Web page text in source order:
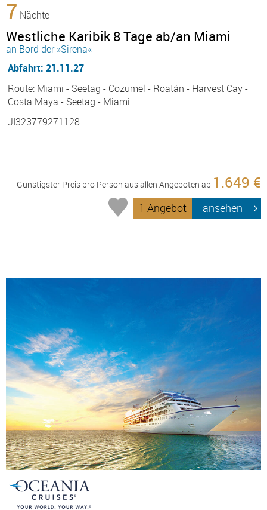
7 Nächte
Westliche Karibik 8 Tage ab/an Miami
an Bord der »Sirena«
Abfahrt: 21.11.27
Route: Miami - Seetag - Cozumel - Roatán - Harvest Cay -
Costa Maya - Seetag - Miami
JI323779271128
Günstigster Preis pro Person aus allen Angeboten ab 1.649 €
1 Angebot ansehen